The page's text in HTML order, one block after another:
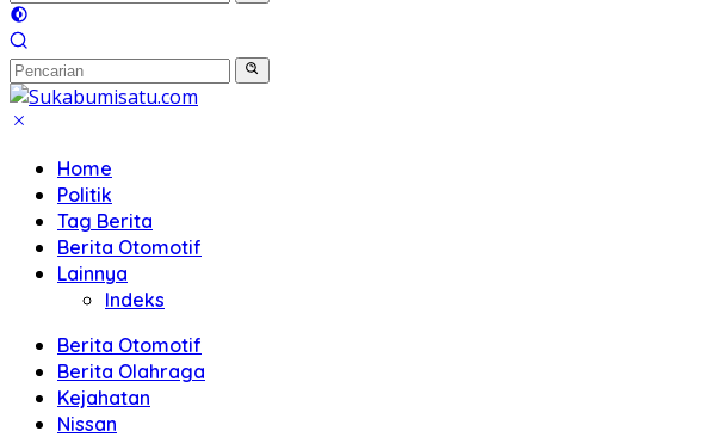
Home
Politik
Tag Berita
Berita Otomotif
Lainnya
Indeks
Berita Otomotif
Berita Olahraga
Kejahatan
Nissan